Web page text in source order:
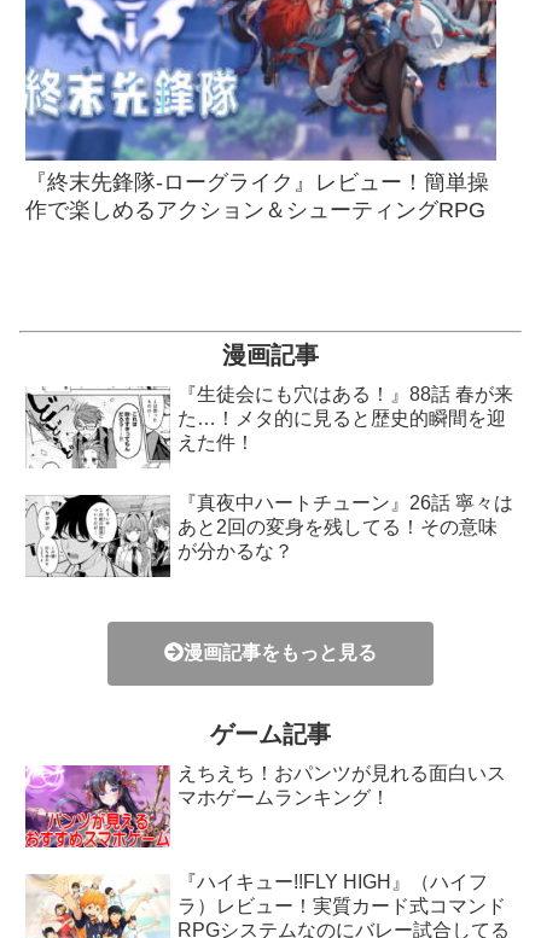
『終末先鋒隊-ローグライク』レビュー！簡単操
作で楽しめるアクション＆シューティングRPG
漫画記事
『生徒会にも穴はある！』88話 春が来
た…！メタ的に見ると歴史的瞬間を迎
えた件！
『真夜中ハートチューン』26話 寧々は
あと2回の変身を残してる！その意味
が分かるな？
漫画記事をもっと見る
ゲーム記事
えちえち！おパンツが見れる面白いス
マホゲームランキング！
『ハイキュー!!FLY HIGH』（ハイフ
ラ）レビュー！実質カード式コマンド
RPGシステムなのにバレー試合してる